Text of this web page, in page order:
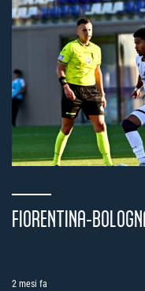
FIORENTINA-
2 mesi fa